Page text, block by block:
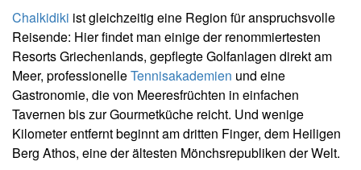
Chalkidiki ist gleichzeitig eine Region für anspruchsvolle
Reisende: Hier findet man einige der renommiertesten
Resorts Griechenlands, gepflegte Golfanlagen direkt am
Meer, professionelleTennisakademien und eine
Gastronomie, die von Meeresfrüchten in einfachen
Tavernen bis zur Gourmetküche reicht. Und wenige
Kilometer entfernt beginnt am dritten Finger, dem Heiligen
Berg Athos, eine der ältesten Mönchsrepubliken der Welt.